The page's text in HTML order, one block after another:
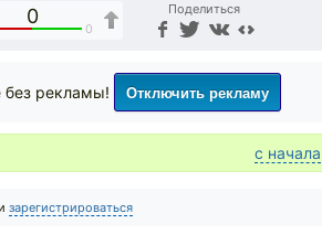
0
0
Поделиться
без рекламы! Отключить рекламу
с начала
зарегистрироваться